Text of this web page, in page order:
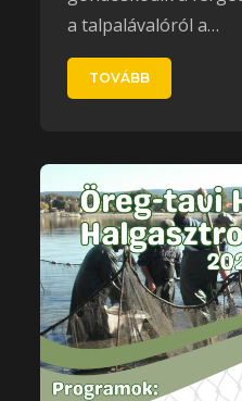
a talpalávalóról a…
TOVÁBB